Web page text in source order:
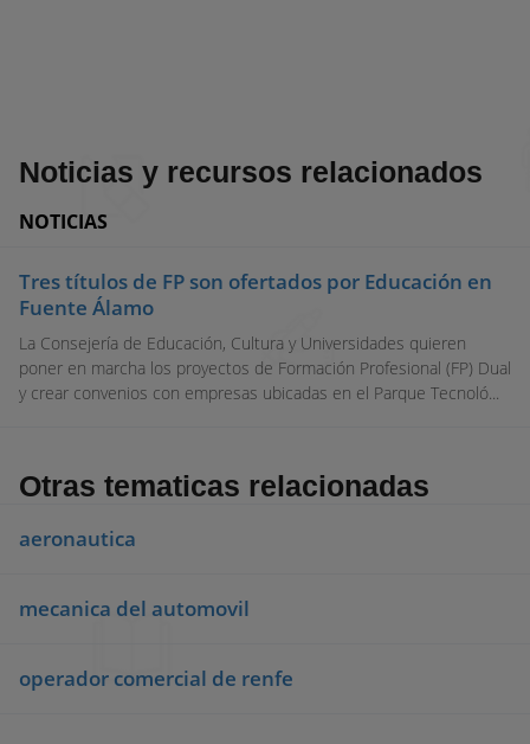
Noticias y recursos relacionados
NOTICIAS
Tres títulos de FP son ofertados por Educación en
Fuente Álamo
La Consejería de Educación, Cultura y Universidades quieren
poner en marcha los proyectos de Formación Profesional (FP) Dual
y crear convenios con empresas ubicadas en el Parque Tecnoló...
Otras tematicas relacionadas
aeronautica
mecanica del automovil
operador comercial de renfe